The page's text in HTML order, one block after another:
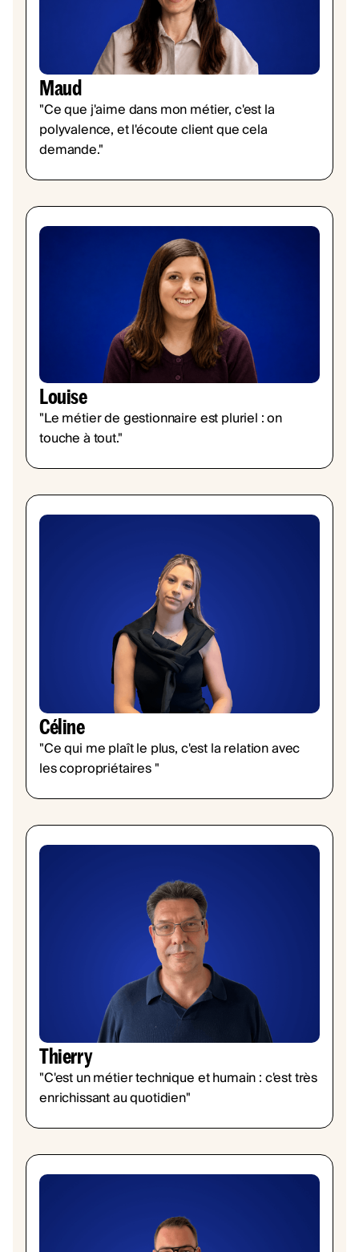
Maud
"Ce que j'aime dans mon métier, c'est la
polyvalence, et l'écoute client que cela
demande."
Louise
"Le métier de gestionnaire est pluriel : on
touche à tout."
Céline
"Ce qui me plaît le plus, c'est la relation avec
les copropriétaires "
Thierry
"C'est un métier technique et humain : c'est très
enrichissant au quotidien"